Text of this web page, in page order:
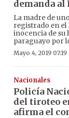
demanda al
La madre de
registrado en el
inocencia de su
paraguayo por
Mayo 4, 2019 07:19
Nacionales
Policía
del tiroteo
afirma el